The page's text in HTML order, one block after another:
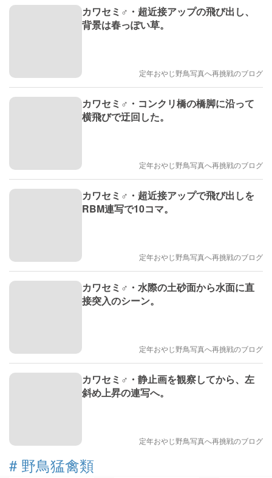
カワセミ♂・超近接アップの飛び出し、
背景は春っぽい草。
定年おやじ野鳥写真へ再挑戦のブログ
カワセミ♂・コンクリ橋の橋脚に沿って
横飛びで迂回した。
定年おやじ野鳥写真へ再挑戦のブログ
カワセミ♂・超近接アップで飛び出しを
RBM連写で10コマ。
定年おやじ野鳥写真へ再挑戦のブログ
カワセミ♂・水際の土砂面から水面に直
接突入のシーン。
定年おやじ野鳥写真へ再挑戦のブログ
カワセミ♂・静止画を観察してから、左
斜め上昇の連写へ。
定年おやじ野鳥写真へ再挑戦のブログ
# 野鳥猛禽類